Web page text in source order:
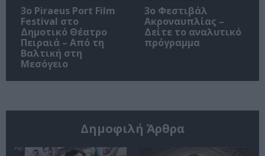
3o Piraeus Port Film
Festival στο
Δημοτικό Θέατρο
Πειραιά – Από τη
Βαλτική στη
Μεσόγειο
3ο Φεστιβάλ
Ακροναυπλίας –
Δείτε το αναλυτικό
πρόγραμμα
Δημοφιλή Άρθρα